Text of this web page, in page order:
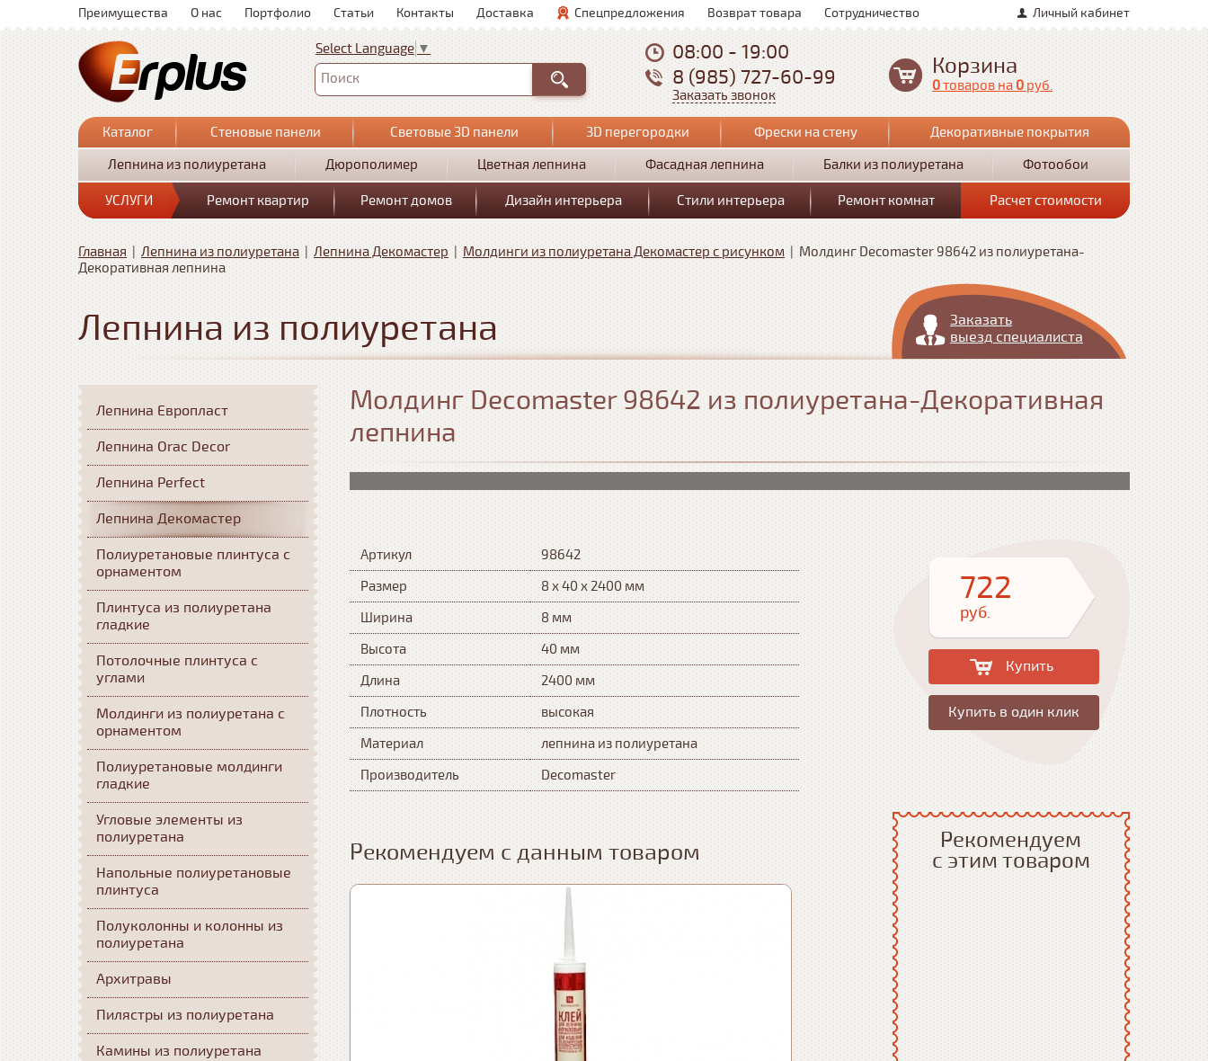
Личный кабинет
Преимущества О нас Портфолио Статьи Контакты Доставка Спецпредложения Возврат товара Сотрудничество
Select Language ▼
Поиск
08:00 - 19:00
8 (985) 727-60-99
Заказать звонок
Корзина
0товаров на 0 руб.
Каталог Стеновые панели Световые 3D панели 3D перегородки Фрески на стену
Декоративные покрытия
Лепнина из полиуретана
Дюрополимер Цветная лепнина Фасадная лепнина Балки из полиуретана Фотообои
УСЛУГИ Ремонт квартир Ремонт домов Дизайн интерьера Стили интерьера Ремонт комнат Расчет стоимости
Главная | Лепнина из полиуретана | Лепнина Декомастер | Молдинги из полиуретана Декомастер с рисунком | Молдинг Decomaster 98642 из полиуретана-
Декоративная лепнина
Заказать
выезд специалиста
Лепнина из полиуретана
Молдинг Decomaster 98642 из полиуретана-Декоративная
лепнина
722
руб.
Купить
Купить в один клик
Артикул
98642
Размер
8 х 40 х 2400 мм
Ширина
8 мм
Высота
40 мм
Длина
2400 мм
Плотность
высокая
Материал
лепнина из полиуретана
Производитель
Decomaster
Рекомендуем
с этим товаром
Рекомендуем с данным товаром
Лепнина Европласт
Лепнина Orac Decor
Лепнина Perfect
Лепнина Декомастер
Полиуретановые плинтуса с
орнаментом
Плинтуса из полиуретана
гладкие
Потолочные плинтуса с
углами
Молдинги из полиуретана с
орнаментом
Полиуретановые молдинги
гладкие
Угловые элементы из
полиуретана
Напольные полиуретановые
плинтуса
Полуколонны и колонны из
полиуретана
Архитравы
Пилястры из полиуретана
Камины из полиуретана